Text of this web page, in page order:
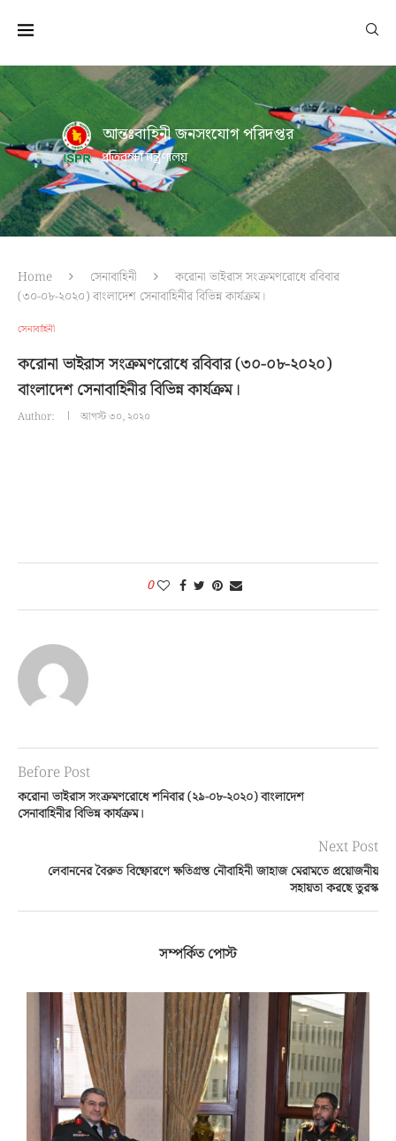
আন্তঃবাহিনী জনসংযোগ পরিদপ্তর
প্রতিরক্ষা মন্ত্রণালয়
Home সেনাবাহিনী
করোনা ভাইরাস সংক্রমণরোধে রবিবার
(৩০-০৮-২০২০) বাংলাদেশ সেনাবাহিনীর বিভিন্ন কার্যক্রম।
সেনাবাহিনী
করোনা ভাইরাস সংক্রমণরোধে রবিবার (৩০-০৮-২০২০)
বাংলাদেশ সেনাবাহিনীর বিভিন্ন কার্যক্রম।
Author: আগস্ট ৩০, ২০২০
0
Before Post
করোনা ভাইরাস সংক্রমণরোধে শনিবার (২৯-০৮-২০২০) বাংলাদেশ
সেনাবাহিনীর বিভিন্ন কার্যক্রম।
Next Post
লেবাননের বৈরুত বিষ্ফোরণে ক্ষতিগ্রস্ত নৌবাহিনী জাহাজ মেরামতে প্রয়োজনীয়
সহায়তা করছে তুরস্ক
সম্পর্কিত পোস্ট